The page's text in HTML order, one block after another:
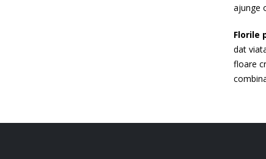
ajunge
Florile
dat
floare